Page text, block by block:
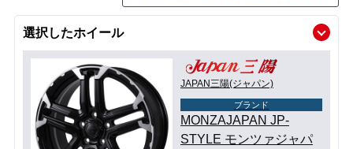
選択したホイール
JAPAN三陽(ジャパン)
ブランド
MONZAJAPAN JP-
STYLE モンツァジャパ